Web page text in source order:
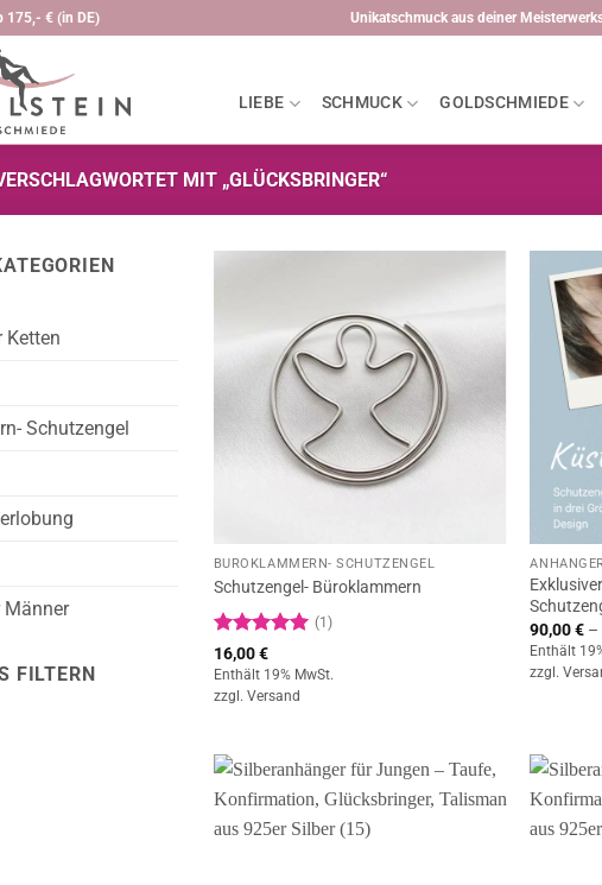
175,- € (in DE) Unikatschmuck aus deiner
LIEBE SCHMUCK GOLDSCHMIEDE
MIT „GLÜCKSBRINGER“
Ketten
Schutzengel
FILTERN
BÜROKLAMMERN- SCHUTZENGEL
Schutzengel- Büroklammern
Bewertet
mit5von
(1)
16,00€
Enthält 19% MwSt.
zzgl. Versand
90,00€ –
Enthält
zzgl.